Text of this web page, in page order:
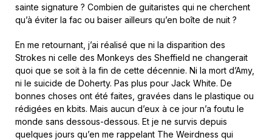
sainte signature ? Combien de guitaristes qui ne cherchent
qu’à éviter la fac ou baiser ailleurs qu’en boîte de nuit ?
En me retournant, j’ai réalisé que ni la disparition des
Strokes ni celle des Monkeys des Sheffield ne changerait
quoi que se soit à la fin de cette décennie. Ni la mort d’Amy,
ni le suicide de Doherty. Pas plus pour Jack White. De
bonnes choses ont été faites, gravées dans le plastique ou
rédigées en kbits. Mais aucun d’eux à ce jour n’a foutu le
monde sans dessous-dessous. Et je ne survis depuis
quelques jours qu’en me rappelant The Weirdness qui